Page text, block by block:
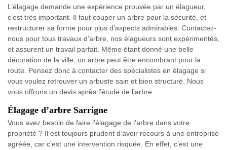
L’élagage demande une expérience prouvée par un élagueur,
c’est très important. Il faut couper un arbre pour la sécurité, et
restructurer sa forme pour plus d’aspects admirables. Contactez-
nous pour tous travaux d’arbre, nos élagueurs sont expérimentés,
et assurent un travail parfait. Même étant donné une belle
décoration de la ville, un arbre peut être encombrant pour la
route. Pensez donc à contacter des spécialistes en élagage si
vous voulez retrouver un arbuste sain et bien structuré. Nous
vous offrons un devis après l’étude de l’arbre.
Élagage d’arbre Sarrigne
Vous avez besoin de faire l’élagage de l’arbre dans votre
propriété ? Il est toujours prudent d’avoir recours à une entreprise
agréée, car c’est une intervention risquée. En effet, c’est une